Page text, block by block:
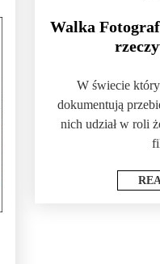
Walka
W świecie
dokumentują
nich udział w roli